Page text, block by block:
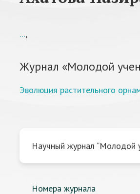
...,
Журнал «Молодой
Эволюция растительного
Научный журнал “Молодой
Номера журнала